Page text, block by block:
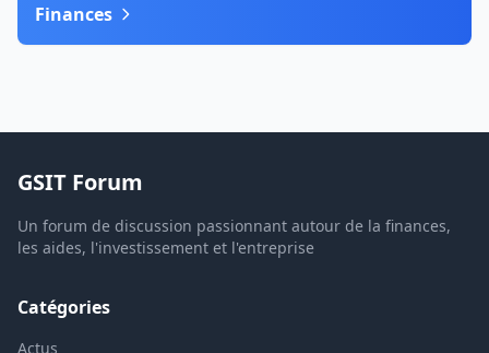
Finances
GSIT Forum
Un forum de discussion passionnant autour de la finances,
les aides, l'investissement et l'entreprise
Catégories
Actus